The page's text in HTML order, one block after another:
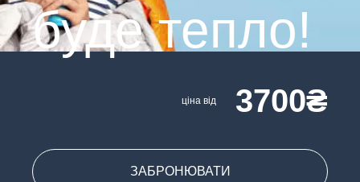
буде тепло!
ціна від 3700₴
ЗАБРОНЮВАТИ